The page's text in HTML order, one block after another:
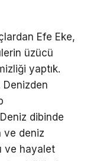
Efe Eke,
üzücü
yaptık.
Denizden
dibinde
ve deniz
ve hayalet